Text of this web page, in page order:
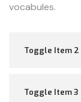
vocabules.
Toggle Item 2
Toggle Item 3